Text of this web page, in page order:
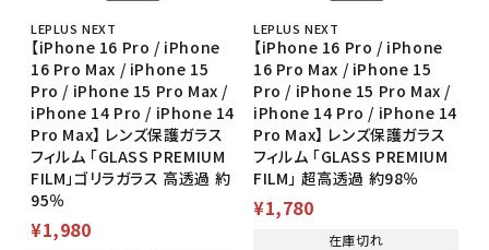
LEPLUS NEXT
【iPhone 16 Pro / iPhone
16 Pro Max / iPhone 15
Pro / iPhone 15 Pro Max /
iPhone 14 Pro / iPhone 14
Pro Max】 レンズ保護ガラス
フィルム 「GLASS PREMIUM
FILM」ゴリラガラス 高透過 約
95％
¥1,980
LEPLUS NEXT
【iPhone 16 Pro / iPhone
16 Pro Max / iPhone 15
Pro / iPhone 15 Pro Max /
iPhone 14 Pro / iPhone 14
Pro Max】 レンズ保護ガラス
フィルム 「GLASS PREMIUM
FILM」 超高透過 約98％
¥1,780
在庫切れ